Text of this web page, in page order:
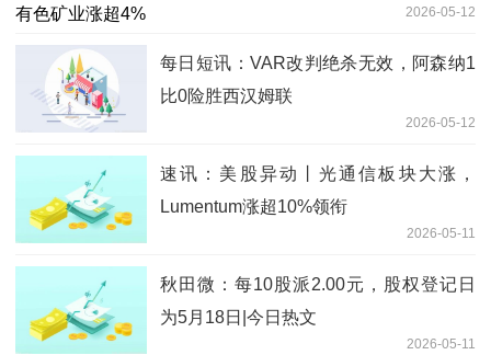
2026-05-12
每日短讯：VAR改判绝杀无效，阿森纳1
比0险胜西汉姆联
2026-05-12
速讯：美股异动丨光通信板块大涨，
Lumentum涨超10%领衔
2026-05-11
秋田微：每10股派2.00元，股权登记日
为5月18日|今日热文
2026-05-11